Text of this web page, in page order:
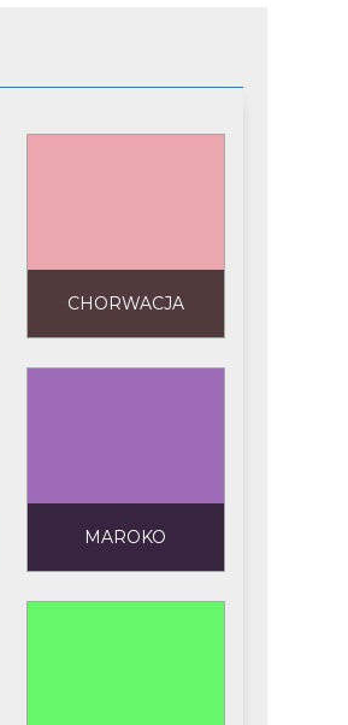
CHORWACJA
MAROKO